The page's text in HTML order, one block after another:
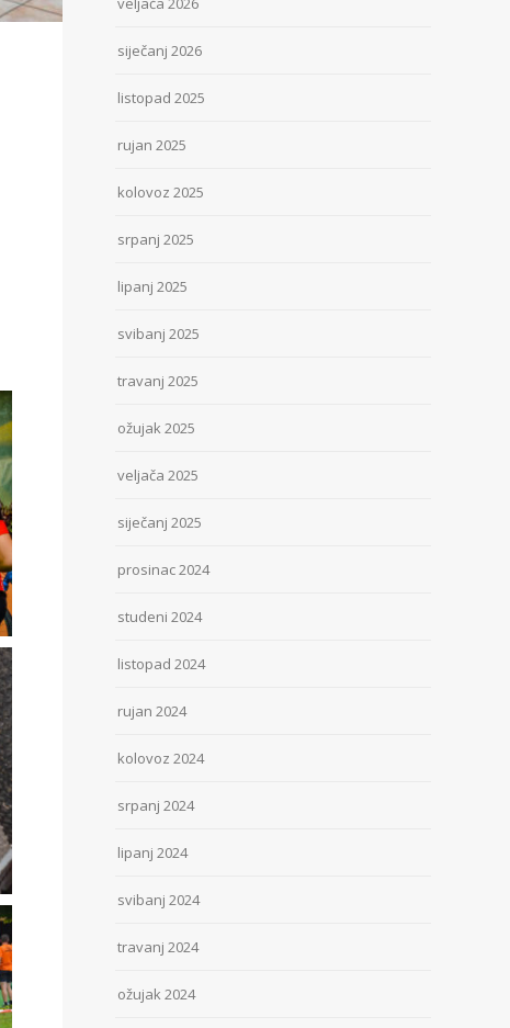
siječanj 2026
listopad 2025
rujan 2025
kolovoz 2025
srpanj 2025
lipanj 2025
svibanj 2025
travanj 2025
ožujak 2025
veljača 2025
siječanj 2025
prosinac 2024
studeni 2024
listopad 2024
rujan 2024
kolovoz 2024
srpanj 2024
lipanj 2024
svibanj 2024
travanj 2024
ožujak 2024